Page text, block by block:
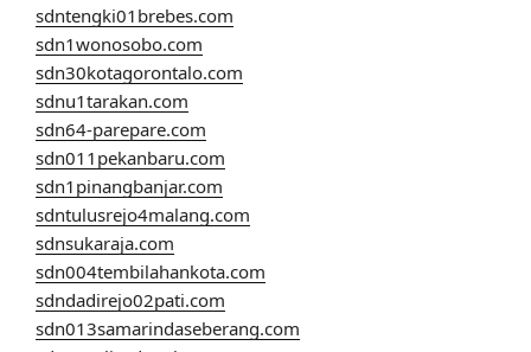
sdntengki01brebes.com
sdn1wonosobo.com
sdn30kotagorontalo.com
sdnu1tarakan.com
sdn64-parepare.com
sdn011pekanbaru.com
sdn1pinangbanjar.com
sdntulusrejo4malang.com
sdnsukaraja.com
sdn004tembilahankota.com
sdndadirejo02pati.com
sdn013samarindaseberang.com